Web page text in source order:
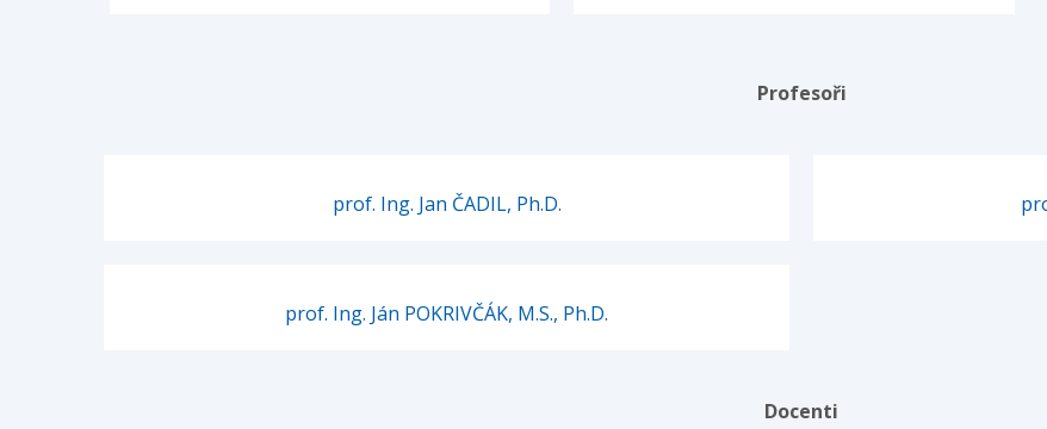
Profesoři
prof. Ing. Jan ČADIL, Ph.D.
prof. Ing. Ján POKRIVČÁK, M.S., Ph.D.
Docenti